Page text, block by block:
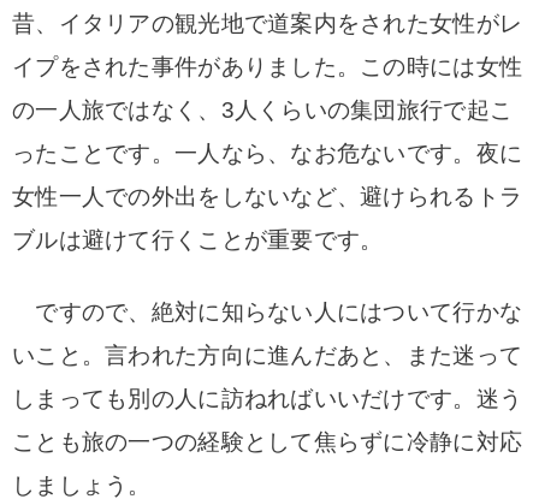
昔、イタリアの観光地で道案内をされた女性がレ
イプをされた事件がありました。この時には女性
の一人旅ではなく、3人くらいの集団旅行で起こ
ったことです。一人なら、なお危ないです。夜に
女性一人での外出をしないなど、避けられるトラ
ブルは避けて行くことが重要です。
ですので、絶対に知らない人にはついて行かな
いこと。言われた方向に進んだあと、また迷って
しまっても別の人に訪ねればいいだけです。迷う
ことも旅の一つの経験として焦らずに冷静に対応
しましょう。